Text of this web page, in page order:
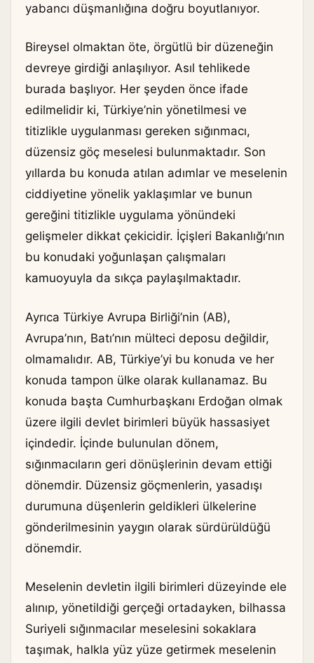
yabancı düşmanlığına doğru boyutlanıyor.
Bireysel olmaktan öte, örgütlü bir düzeneğin
devreye girdiği anlaşılıyor. Asıl tehlikede
burada başlıyor. Her şeyden önce ifade
edilmelidir ki, Türkiye’nin yönetilmesi ve
titizlikle uygulanması gereken sığınmacı,
düzensiz göç meselesi bulunmaktadır. Son
yıllarda bu konuda atılan adımlar ve meselenin
ciddiyetine yönelik yaklaşımlar ve bunun
gereğini titizlikle uygulama yönündeki
gelişmeler dikkat çekicidir. İçişleri Bakanlığı’nın
bu konudaki yoğunlaşan çalışmaları
kamuoyuyla da sıkça paylaşılmaktadır.
Ayrıca Türkiye Avrupa Birliği’nin (AB),
Avrupa’nın, Batı’nın mülteci deposu değildir,
olmamalıdır. AB, Türkiye’yi bu konuda ve her
konuda tampon ülke olarak kullanamaz. Bu
konuda başta Cumhurbaşkanı Erdoğan olmak
üzere ilgili devlet birimleri büyük hassasiyet
içindedir. İçinde bulunulan dönem,
sığınmacıların geri dönüşlerinin devam ettiği
dönemdir. Düzensiz göçmenlerin, yasadışı
durumuna düşenlerin geldikleri ülkelerine
gönderilmesinin yaygın olarak sürdürüldüğü
dönemdir.
Meselenin devletin ilgili birimleri düzeyinde ele
alınıp, yönetildiği gerçeği ortadayken, bilhassa
Suriyeli sığınmacılar meselesini sokaklara
taşımak, halkla yüz yüze getirmek meselenin